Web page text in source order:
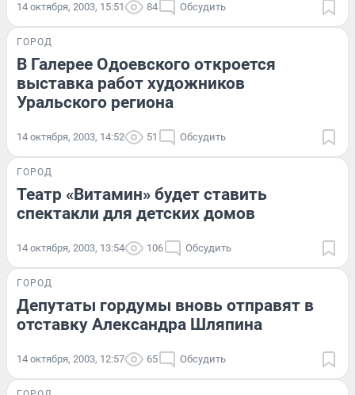
14 октября, 2003, 15:51 84 Обсудить
ГОРОД
В Галерее Одоевского откроется
выставка работ художников
Уральского региона
14 октября, 2003, 14:52 51 Обсудить
ГОРОД
Театр «Витамин» будет ставить
спектакли для детских домов
14 октября, 2003, 13:54 106 Обсудить
ГОРОД
Депутаты гордумы вновь отправят в
отставку Александра Шляпина
14 октября, 2003, 12:57 65 Обсудить